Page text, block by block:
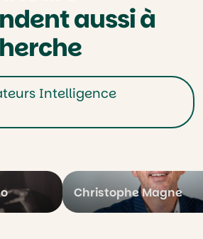
aussi à
Intelligence
Christophe Magne